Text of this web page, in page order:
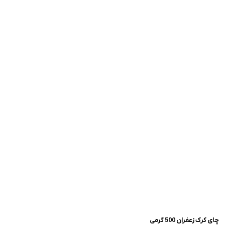
چای کرک زعفران 500 گرمی